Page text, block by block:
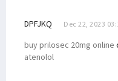
DPFJKQ Dec 22, 2023
buy prilosec 20mg online
atenolol